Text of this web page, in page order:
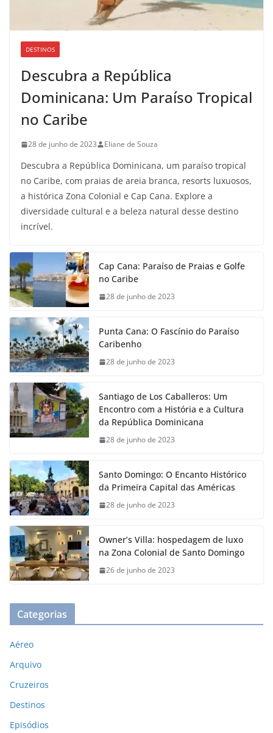
DESTINOS
Descubra a República
Dominicana: Um Paraíso Tropical
no Caribe
28 de junho de 2023 Eliane de Souza
Descubra a República Dominicana, um paraíso tropical
no Caribe, com praias de areia branca, resorts luxuosos,
a histórica Zona Colonial e Cap Cana. Explore a
diversidade cultural e a beleza natural desse destino
incrível.
Cap Cana: Paraíso de Praias e Golfe
no Caribe
28 de junho de 2023
Punta Cana: O Fascínio do Paraíso
Caribenho
28 de junho de 2023
Santiago de Los Caballeros: Um
Encontro com a História e a Cultura
da República Dominicana
28 de junho de 2023
Santo Domingo: O Encanto Histórico
da Primeira Capital das Américas
28 de junho de 2023
Owner’s Villa: hospedagem de luxo
na Zona Colonial de Santo Domingo
26 de junho de 2023
Categorias
Aéreo
Arquivo
Cruzeiros
Destinos
Episódios